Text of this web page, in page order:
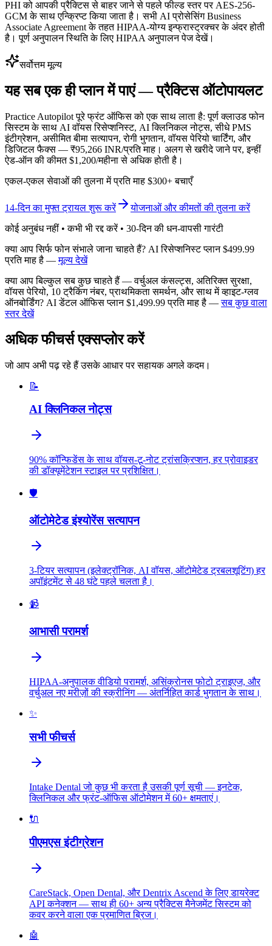
PHI को आपकी प्रैक्टिस से बाहर जाने से पहले फील्ड स्तर पर AES-256-
GCM के साथ एन्क्रिप्ट किया जाता है। सभी AI प्रोसेसिंग Business
Associate Agreement के तहत HIPAA-योग्य इन्फ्रास्ट्रक्चर के अंदर होती
है। पूर्ण अनुपालन स्थिति के लिए HIPAA अनुपालन पेज देखें।
सर्वोत्तम मूल्य
यह सब एक ही प्लान में पाएं — प्रैक्टिस ऑटोपायलट
Practice Autopilot पूरे फ्रंट ऑफिस को एक साथ लाता है: पूर्ण क्लाउड फोन
सिस्टम के साथ AI वॉयस रिसेप्शनिस्ट, AI क्लिनिकल नोट्स, सीधे PMS
इंटीग्रेशन, असीमित बीमा सत्यापन, रोगी भुगतान, वॉयस पेरियो चार्टिंग, और
डिजिटल फैक्स — ₹95,266 INR/प्रति माह। अलग से खरीदे जाने पर, इन्हीं
ऐड-ऑन की कीमत $1,200/महीना से अधिक होती है।
एकल-एकल सेवाओं की तुलना में प्रति माह $300+ बचाएँ
14-दिन का मुफ्त ट्रायल शुरू करें
योजनाओं और कीमतों की तुलना करें
कोई अनुबंध नहीं • कभी भी रद्द करें • 30-दिन की धन-वापसी गारंटी
क्या आप सिर्फ फोन संभाले जाना चाहते हैं? AI रिसेप्शनिस्ट प्लान $499.99
प्रति माह है — मूल्य देखें
क्या आप बिल्कुल सब कुछ चाहते हैं — वर्चुअल कंसल्ट्स, अतिरिक्त सुरक्षा,
वॉयस पेरियो, 10 ट्रैकिंग नंबर, प्राथमिकता समर्थन, और साथ में व्हाइट-ग्लव
ऑनबोर्डिंग? AI डेंटल ऑफिस प्लान $1,499.99 प्रति माह है — सब कुछ वाला
स्तर देखें
अधिक फीचर्स एक्सप्लोर करें
जो आप अभी पढ़ रहे हैं उसके आधार पर सहायक अगले कदम।
📝
AI क्लिनिकल नोट्स
90% कॉन्फिडेंस के साथ वॉयस-टू-नोट ट्रांसक्रिप्शन, हर प्रोवाइडर
की डॉक्यूमेंटेशन स्टाइल पर प्रशिक्षित।
🛡️
ऑटोमेटेड इंश्योरेंस सत्यापन
3-टियर सत्यापन (इलेक्ट्रॉनिक, AI वॉयस, ऑटोमेटेड ट्रबलशूटिंग) हर
अपॉइंटमेंट से 48 घंटे पहले चलता है।
📹
आभासी परामर्श
HIPAA-अनुपालक वीडियो परामर्श, असिंक्रोनस फोटो ट्राइएज, और
वर्चुअल नए मरीज़ों की स्क्रीनिंग — अंतर्निहित कार्ड भुगतान के साथ।
✨
सभी फीचर्स
Intake Dental जो कुछ भी करता है उसकी पूर्ण सूची — इनटेक,
क्लिनिकल और फ्रंट-ऑफिस ऑटोमेशन में 60+ क्षमताएं।
🔌
पीएमएस इंटीग्रेशन
CareStack, Open Dental, और Dentrix Ascend के लिए डायरेक्ट
API कनेक्शन — साथ ही 60+ अन्य प्रैक्टिस मैनेजमेंट सिस्टम को
कवर करने वाला एक प्रमाणित ब्रिज।
🤖